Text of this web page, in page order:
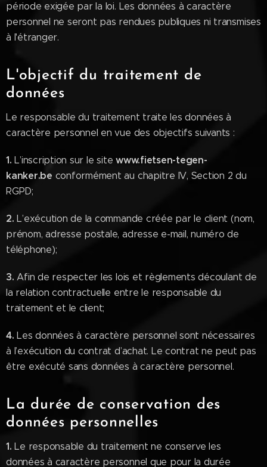
période exigée par la loi. Les données à caractère
personnel ne seront pas rendues publiques ni transmises
à l'étranger.
L'objectif du traitement de
données
Le responsable du traitement traite les données à
caractère personnel en vue des objectifs suivants :
1.L’inscription sur le sitewww.fietsen-tegen-
kanker.be conformément au chapitre IV, Section 2 du
RGPD;
2.L’exécution de la commande créée par le client (nom,
prénom, adresse postale, adresse e-mail, numéro de
téléphone);
3.Afin de respecter les lois et règlements découlant de
la relation contractuelle entre le responsable du
traitement et le client;
4. Les données à caractère personnel sont nécessaires
à l’exécution du contrat d’achat. Le contrat ne peut pas
être exécuté sans données à caractère personnel.
La durée de conservation des
données personnelles
1. Le responsable du traitement ne conserve les
données à caractère personnel que pour la durée